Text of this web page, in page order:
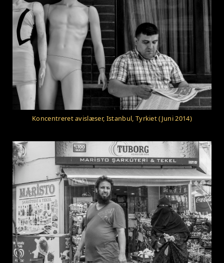
Koncentreret avislæser, Istanbul, Tyrkiet (Juni 2014)